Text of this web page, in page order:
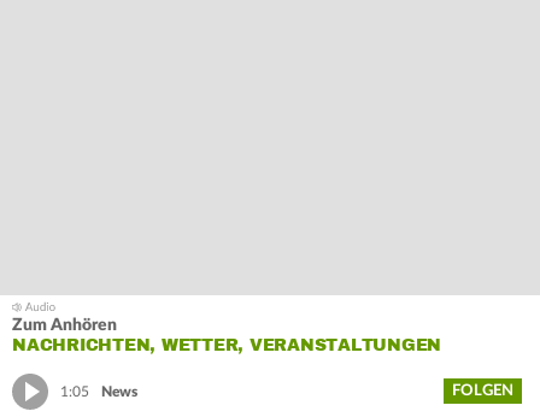
Zum Anhören
NACHRICHTEN, WETTER, VERANSTALTUNGEN
1:05 News FOLGEN